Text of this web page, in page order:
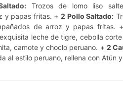
Trozos de lomo liso
y papas fritas. + 2 Pollo Saltado:
de arroz y papas fritas.
leche de tigre, cebolla
camote y choclo peruano. + 2
al estilo peruano, rellena con Atún